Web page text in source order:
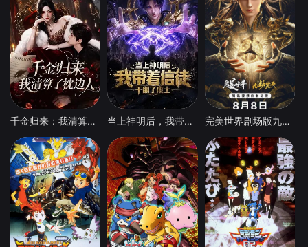
千金归来：我清算了枕边人 当上神明后，我带着信徒干翻了废土 ​完美世界剧场版九劫焚天​